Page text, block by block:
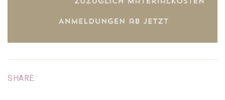
SHARE: